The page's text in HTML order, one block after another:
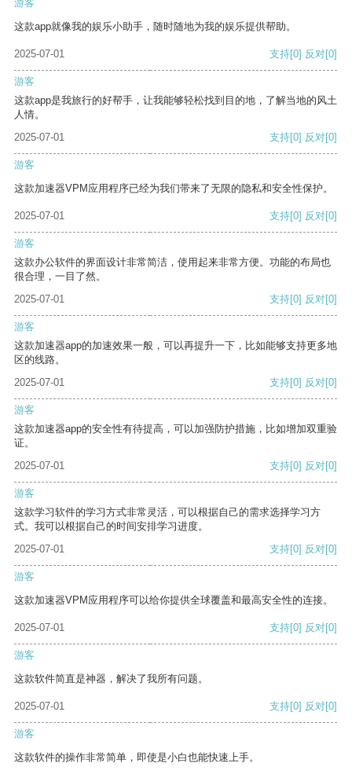
游客
这款app就像我的娱乐小助手，随时随地为我的娱乐提供帮助。
2025-07-01 支持[0] 反对[0]
游客
这款app是我旅行的好帮手，让我能够轻松找到目的地，了解当地的风土
人情。
2025-07-01
支持[0] 反对[0]
游客
这款加速器VPM应用程序已经为我们带来了无限的隐私和安全性保护。
2025-07-01 支持[0] 反对[0]
游客
这款办公软件的界面设计非常简洁，使用起来非常方便。功能的布局也
很合理，一目了然。
2025-07-01
支持[0] 反对[0]
游客
这款加速器app的加速效果一般，可以再提升一下，比如能够支持更多地
区的线路。
2025-07-01
支持[0] 反对[0]
游客
这款加速器app的安全性有待提高，可以加强防护措施，比如增加双重验
证。
2025-07-01
支持[0] 反对[0]
游客
这款学习软件的学习方式非常灵活，可以根据自己的需求选择学习方
式。我可以根据自己的时间安排学习进度。
2025-07-01
支持[0] 反对[0]
游客
这款加速器VPM应用程序可以给你提供全球覆盖和最高安全性的连接。
2025-07-01 支持[0] 反对[0]
游客
这款软件简直是神器，解决了我所有问题。
2025-07-01 支持[0] 反对[0]
游客
这款软件的操作非常简单，即使是小白也能快速上手。